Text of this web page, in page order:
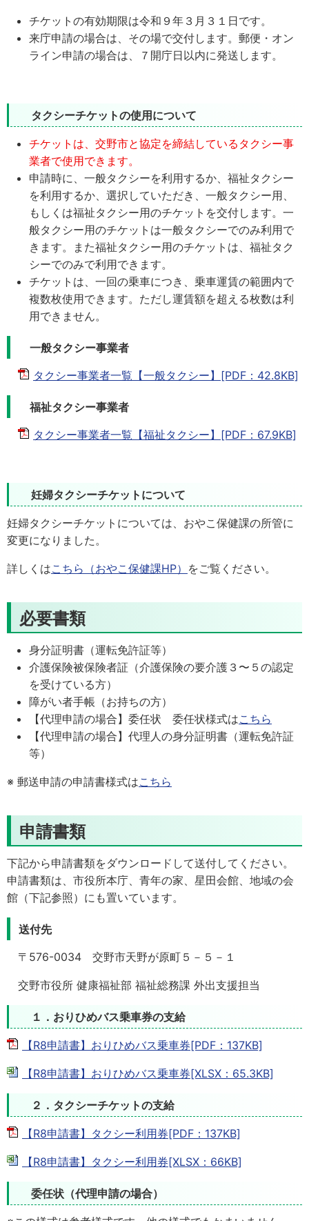
チケットの有効期限は令和９年３月３１日です。
来庁申請の場合は、その場で交付します。郵便・オン
ライン申請の場合は、７開庁日以内に発送します。
タクシーチケットの使用について
チケットは、交野市と協定を締結しているタクシー事
業者で使用できます。
申請時に、一般タクシーを利用するか、福祉タクシー
を利用するか、選択していただき、一般タクシー用、
もしくは福祉タクシー用のチケットを交付します。一
般タクシー用のチケットは一般タクシーでのみ利用で
きます。また福祉タクシー用のチケットは、福祉タク
シーでのみで利用できます。
チケットは、一回の乗車につき、乗車運賃の範囲内で
複数枚使用できます。ただし運賃額を超える枚数は利
用できません。
一般タクシー事業者
タクシー事業者一覧【一般タクシー】[PDF：42.8KB]
福祉タクシー事業者
タクシー事業者一覧【福祉タクシー】[PDF：67.9KB]
妊婦タクシーチケットについて
妊婦タクシーチケットについては、おやこ保健課の所管に
変更になりました。
詳しくはこちら（おやこ保健課HP） をご覧ください。
必要書類
身分証明書（運転免許証等）
介護保険被保険者証（介護保険の要介護３〜５の認定
を受けている方）
障がい者手帳（お持ちの方）
【代理申請の場合】委任状 委任状様式はこちら
【代理申請の場合】代理人の身分証明書（運転免許証
等）
※ 郵送申請の申請書様式はこちら
申請書類
下記から申請書類をダウンロードして送付してください。
申請書類は、市役所本庁、青年の家、星田会館、地域の会
館（下記参照）にも置いています。
送付先
〒576-0034 交野市天野が原町５－５－１
交野市役所 健康福祉部 福祉総務課 外出支援担当
１．おりひめバス乗車券の支給
【R8申請書】おりひめバス乗車券[PDF：137KB]
【R8申請書】おりひめバス乗車券[XLSX：65.3KB]
２．タクシーチケットの支給
【R8申請書】タクシー利用券[PDF：137KB]
【R8申請書】タクシー利用券[XLSX：66KB]
委任状（代理申請の場合）